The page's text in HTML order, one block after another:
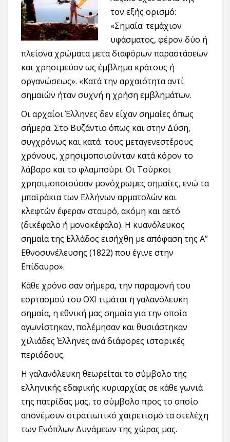
τον εξής ορισμό:
«Σημαία: τεμάχιον
υφάσματος, φέρον δύο ή
πλείονα χρώματα μετα διαφόρων παραστάσεων
και χρησιμεύον ως έμβλημα κράτους ή
οργανώσεως». «Κατά την αρχαιότητα αντί
σημαιών ήταν συχνή η χρήση εμβλημάτων.
Οι αρχαίοι Έλληνες δεν είχαν σημαίες όπως
σήμερα. Στο Βυζάντιο όπως και στην Δύση,
συγχρόνως και κατά τους μεταγενεστέρους
χρόνους, χρησιμοποιούνταν κατά κόρον το
λάβαρο και το φλαμπούρι. Οι Τούρκοι
χρησιμοποιούσαν μονόχρωμες σημαίες, ενώ τα
μπαϊράκια των Ελλήνων αρματολών και
κλεφτών έφεραν σταυρό, ακόμη και αετό
(δικέφαλο ή μονοκέφαλο). Η κυανόλευκος
σημαία της Ελλάδος εισήχθη με απόφαση της Α”
Εθνοσυνέλευσης (1822) που έγινε στην
Επίδαυρο».
Κάθε χρόνο σαν σήμερα, την παραμονή του
εορτασμού του ΟΧΙ τιμάται η γαλανόλευκη
σημαία, η εθνική μας σημαία για την οποία
αγωνίστηκαν, πολέμησαν και θυσιάστηκαν
χιλιάδες Έλληνες ανά διάφορες ιστορικές
περιόδους.
Η γαλανόλευκη θεωρείται το σύμβολο της
ελληνικής εδαφικής κυριαρχίας σε κάθε γωνιά
της πατρίδας μας, το σύμβολο προς το οποίο
απονέμουν στρατιωτικό χαιρετισμό τα στελέχη
των Ενόπλων Δυνάμεων της χώρας μας.